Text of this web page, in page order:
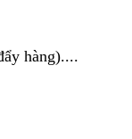
hàng)....